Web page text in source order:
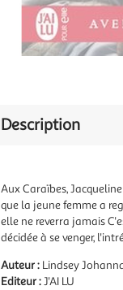
Description
Aux Caraïbes,
que la jeune femme a
elle ne reverra jamais
décidée à se venger,
Auteur : Lindsey
Editeur :J'AI LU